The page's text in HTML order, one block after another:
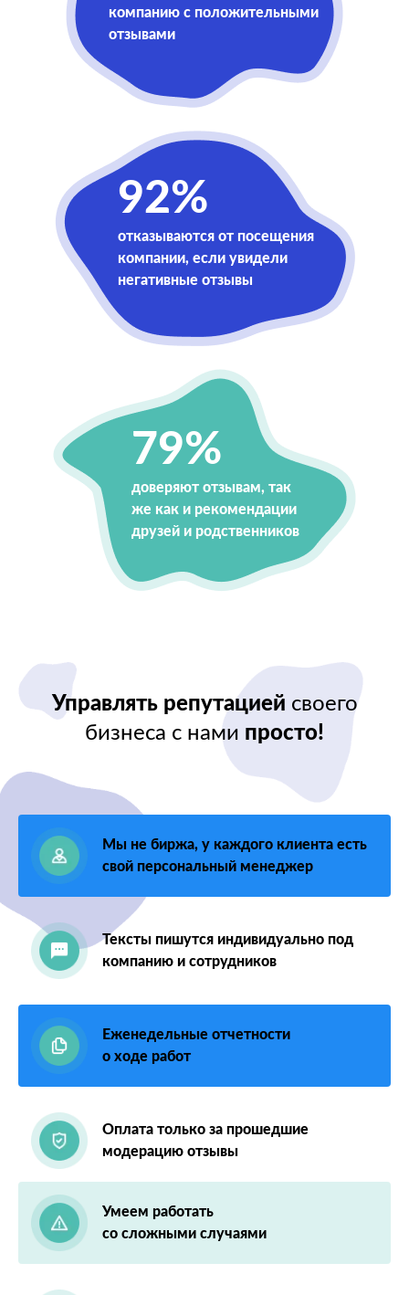
компанию с положительными
отзывами
92%
отказываются от посещения
компании, если увидели
негативные отзывы
79%
доверяют отзывам, так
же как и рекомендации
друзей и родственников
Управлять репутацией своего
бизнеса с нами просто!
Мы не биржа, у каждого клиента есть
свой персональный менеджер
Тексты пишутся индивидуально под
компанию и сотрудников
Еженедельные отчетности
о ходе работ
Оплата только за прошедшие
модерацию отзывы
Умеем работать
со сложными случаями